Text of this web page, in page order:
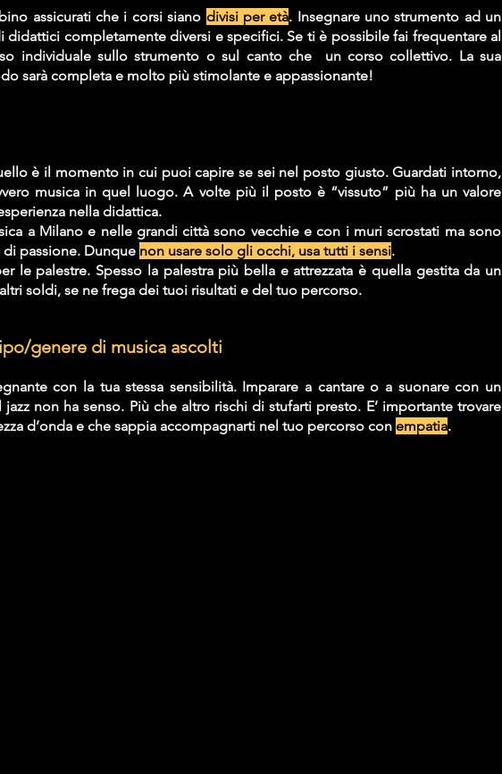
assicurati che i corsi siano divisi per età. Insegnare uno strumento ad un
completamente diversi e specifici. Se ti è possibile fai frequentare al
individuale sullo strumento o sul canto che  un corso collettivo. La sua
sarà completa e molto più stimolante e appassionante!
è il momento in cui puoi capire se sei nel posto giusto. Guardati intorno,
musica in quel luogo. A volte più il posto è “vissuto” più ha un valore
nella didattica.
a Milano e nelle grandi città sono vecchie e con i muri scrostati ma sono
passione. Dunque non usare solo gli occhi, usa tutti i sensi.
le palestre. Spesso la palestra più bella e attrezzata è quella gestita da un
soldi, se ne frega dei tuoi risultati e del tuo percorso.
genere di musica ascolti
con la tua stessa sensibilità. Imparare a cantare o a suonare con un
non ha senso. Più che altro rischi di stufarti presto. E’ importante trovare
d’onda e che sappia accompagnarti nel tuo percorso con empatia.